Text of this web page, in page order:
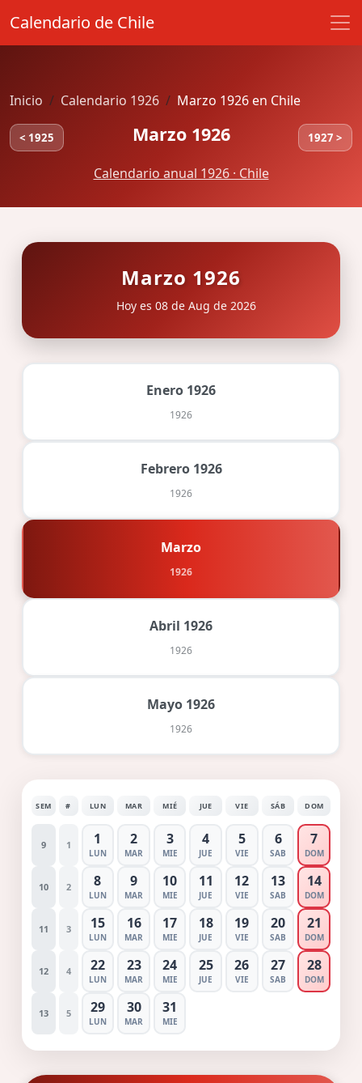
Calendario de Chile
Inicio Calendario 1926 Marzo 1926 en Chile
< 1925 Marzo 1926 1927 >
Calendario anual 1926 · Chile
Marzo 1926
Hoy es 08 de Aug de 2026
Enero 1926
1926
Febrero 1926
1926
Marzo
1926
Abril 1926
1926
Mayo 1926
1926
SEM # LUN MAR MIÉ JUE VIE SÁB DOM
9 1 1
LUN
2
MAR
3
MIE
4
JUE
5
VIE
6
SAB
7
DOM
10 2 8
LUN
9
MAR
10
MIE
11
JUE
12
VIE
13
SAB
14
DOM
11 3 15
LUN
16
MAR
17
MIE
18
JUE
19
VIE
20
SAB
21
DOM
12 4 22
LUN
23
MAR
24
MIE
25
JUE
26
VIE
27
SAB
28
DOM
13 5 29
LUN
30
MAR
31
MIE